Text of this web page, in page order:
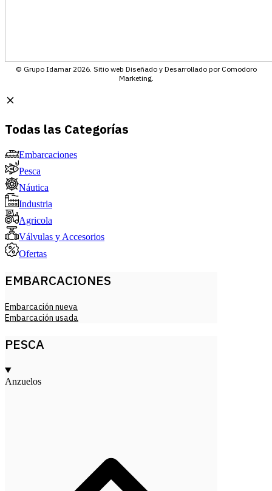
© Grupo Idamar 2026. Sitio web Diseñado y Desarrollado por Comodoro
Marketing.
Todas las Categorías
Embarcaciones
Pesca
Náutica
Industria
Agricola
Válvulas y Accesorios
Ofertas
EMBARCACIONES
Embarcación nueva
Embarcación usada
PESCA
Anzuelos